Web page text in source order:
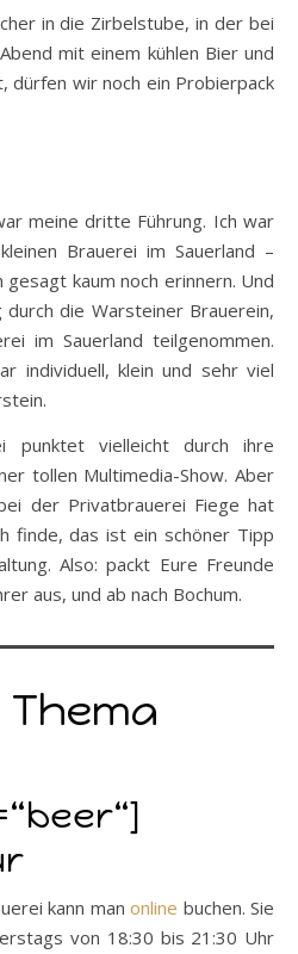
in die Zirbelstube, in der bei
mit einem kühlen Bier und
dürfen wir noch ein Probierpack
meine dritte Führung. Ich war
Brauerei im Sauerland –
gesagt kaum noch erinnern. Und
durch die Warsteiner Brauerein,
im Sauerland teilgenommen.
individuell, klein und sehr viel
punktet vielleicht durch ihre
tollen Multimedia-Show. Aber
der Privatbrauerei Fiege hat
finde, das ist ein schöner Tipp
Also: packt Eure Freunde
aus, und ab nach Bochum.
kann manonline buchen. Sie
von 18:30 bis 21:30 Uhr